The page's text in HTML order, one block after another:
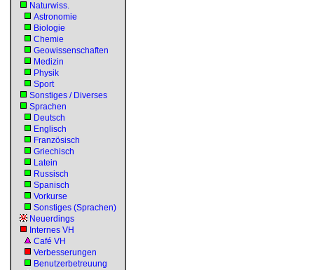
Naturwiss.
Astronomie
Biologie
Chemie
Geowissenschaften
Medizin
Physik
Sport
Sonstiges / Diverses
Sprachen
Deutsch
Englisch
Französisch
Griechisch
Latein
Russisch
Spanisch
Vorkurse
Sonstiges (Sprachen)
Neuerdings
Internes VH
Café VH
Verbesserungen
Benutzerbetreuung